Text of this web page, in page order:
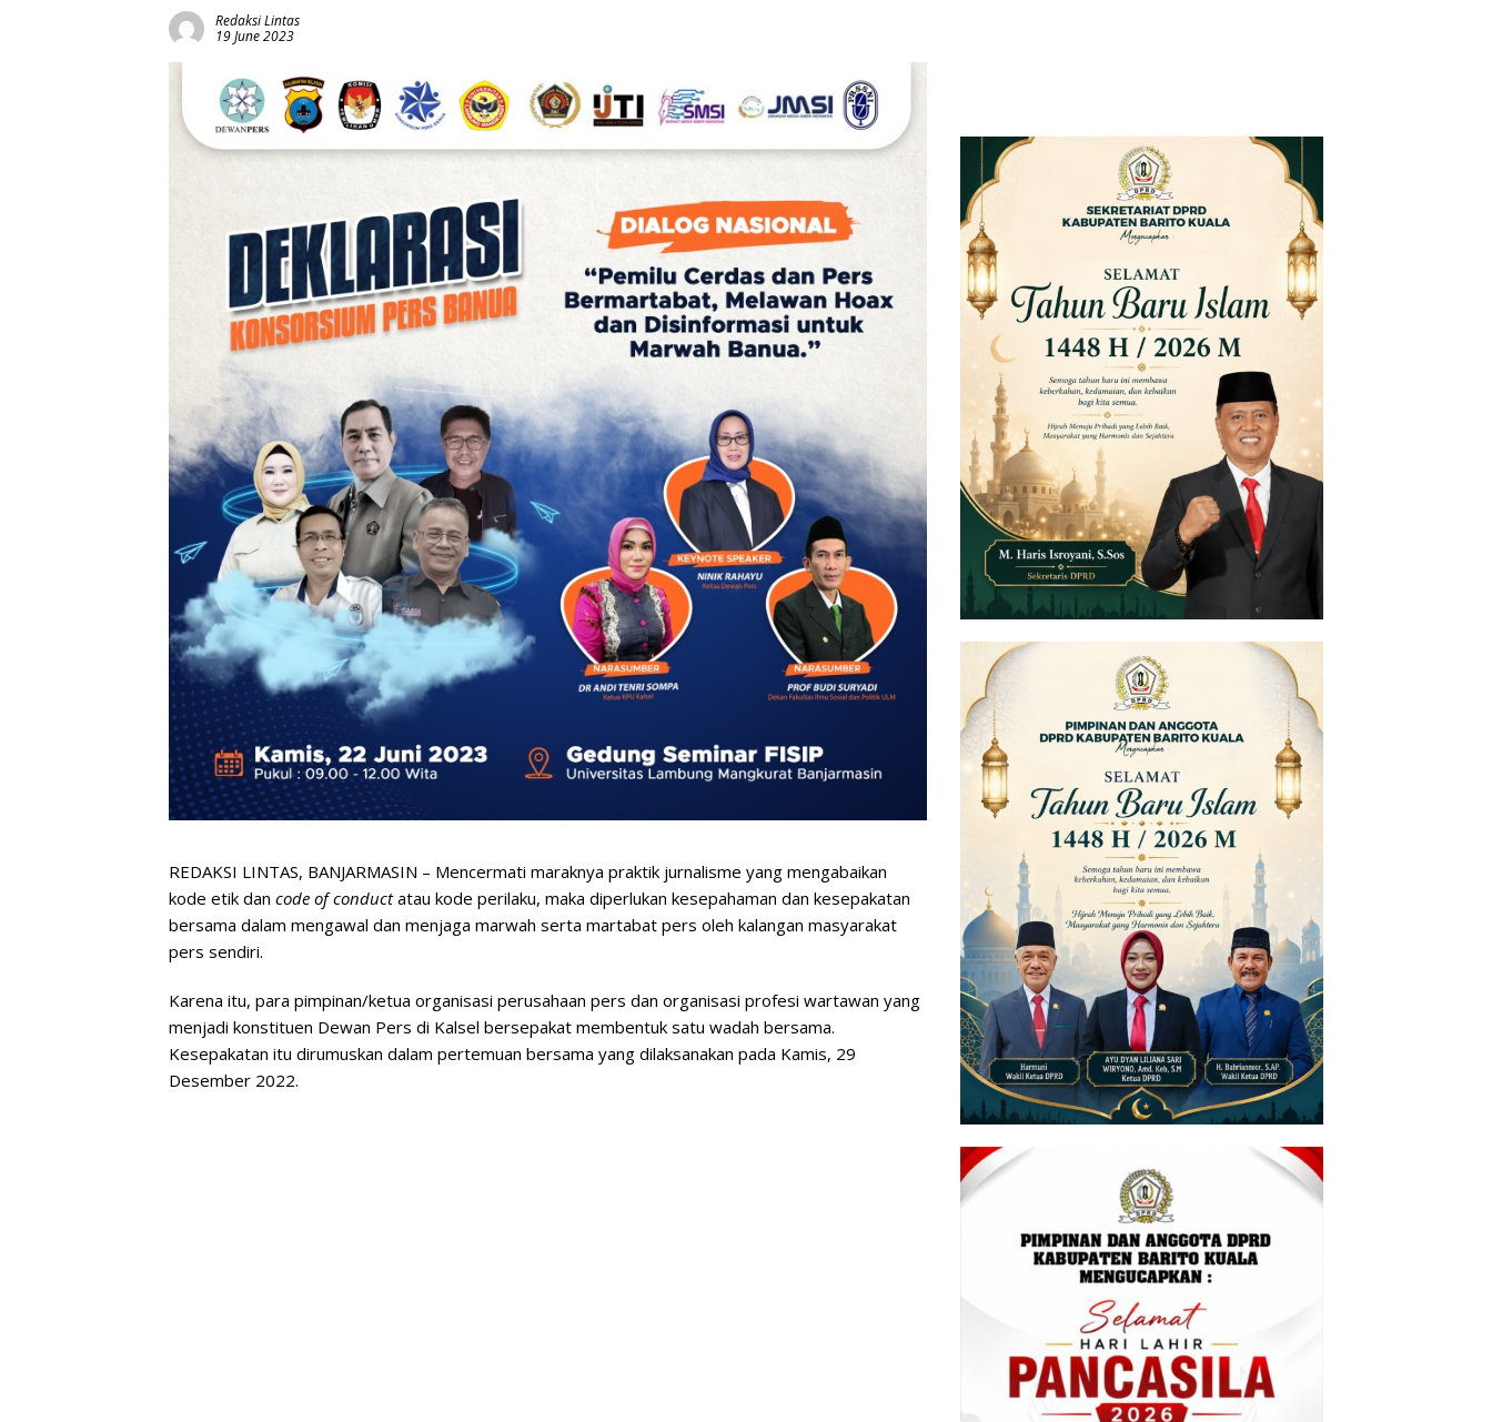
Redaksi Lintas
19 June 2023
REDAKSI LINTAS, BANJARMASIN – Mencermati maraknya praktik jurnalisme yang mengabaikan
kode etik dan code of conductatau kode perilaku, maka diperlukan kesepahaman dan kesepakatan
bersama dalam mengawal dan menjaga marwah serta martabat pers oleh kalangan masyarakat
pers sendiri.
Karena itu, para pimpinan/ketua organisasi perusahaan pers dan organisasi profesi wartawan yang
menjadi konstituen Dewan Pers di Kalsel bersepakat membentuk satu wadah bersama.
Kesepakatan itu dirumuskan dalam pertemuan bersama yang dilaksanakan pada Kamis, 29
Desember 2022.